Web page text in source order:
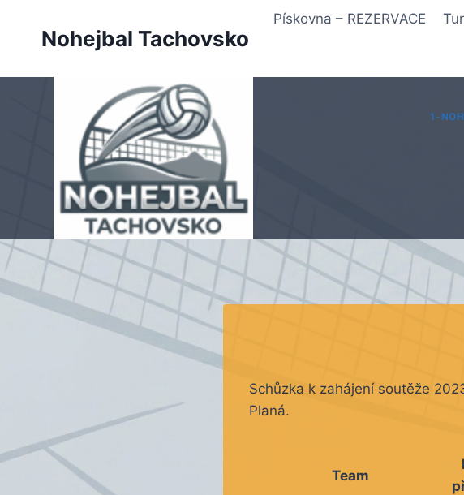
Nohejbal Tachovsko
Pískovna – REZERVACE
1-
Schůzka k zahájení soutěže
Planá.
Team